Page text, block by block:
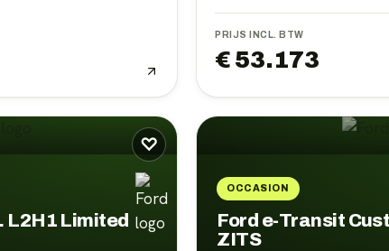
PRIJS INCL. BTW
€ 53.173
♡
L2H1 Limited
OCCASION
Ford e-Transit
ZITS